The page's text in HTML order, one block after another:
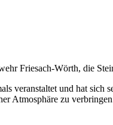
Friesach-Wörth, die
veranstaltet und hat
Atmosphäre zu